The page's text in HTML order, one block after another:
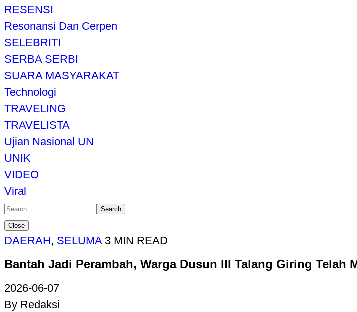
RESENSI
Resonansi Dan Cerpen
SELEBRITI
SERBA SERBI
SUARA MASYARAKAT
Technologi
TRAVELING
TRAVELISTA
Ujian Nasional UN
UNIK
VIDEO
Viral
Search
Close
DAERAH, SELUMA 3 MIN READ
Bantah Jadi Perambah, Warga Dusun III Talang Giring Telah
2026-06-07
By Redaksi